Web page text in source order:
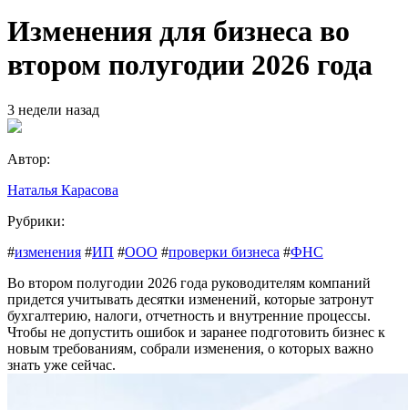
Изменения для бизнеса во
втором полугодии 2026 года
3 недели назад
Автор:
Наталья Карасова
Рубрики:
#изменения #ИП #ООО #проверки бизнеса #ФНС
Во втором полугодии 2026 года руководителям компаний
придется учитывать десятки изменений, которые затронут
бухгалтерию, налоги, отчетность и внутренние процессы.
Чтобы не допустить ошибок и заранее подготовить бизнес к
новым требованиям, собрали изменения, о которых важно
знать уже сейчас.